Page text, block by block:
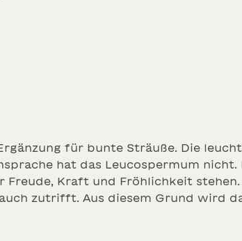
für bunte Sträuße. Die
hat das Leucospermum
Kraft und Fröhlichkeit
zutrifft. Aus diesem Grund wird